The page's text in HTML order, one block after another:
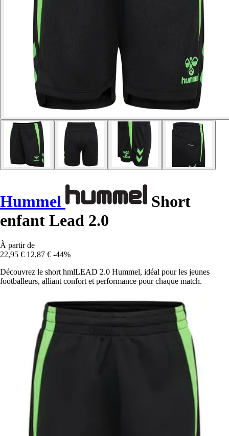
Hummel
Short
enfant Lead 2.0
À partir de
22,95 € 12,87 € -44%
Découvrez le short hmlLEAD 2.0 Hummel, idéal pour les jeunes
footballeurs, alliant confort et performance pour chaque match.